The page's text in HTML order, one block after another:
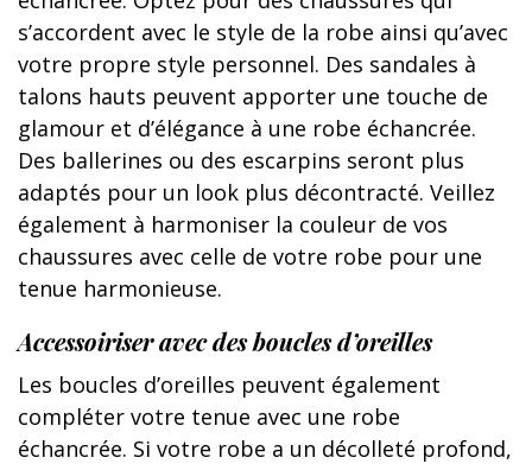
s’accordent avec le style de la robe ainsi qu’avec
votre propre style personnel. Des sandales à
talons hauts peuvent apporter une touche de
glamour et d’élégance à une robe échancrée.
Des ballerines ou des escarpins seront plus
adaptés pour un look plus décontracté. Veillez
également à harmoniser la couleur de vos
chaussures avec celle de votre robe pour une
tenue harmonieuse.
Accessoiriser avec des boucles d’oreilles
Les boucles d’oreilles peuvent également
compléter votre tenue avec une robe
échancrée. Si votre robe a un décolleté profond,